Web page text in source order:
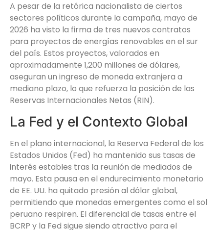
A pesar de la retórica nacionalista de ciertos
sectores políticos durante la campaña, mayo de
2026 ha visto la firma de tres nuevos contratos
para proyectos de energías renovables en el sur
del país. Estos proyectos, valorados en
aproximadamente 1,200 millones de dólares,
aseguran un ingreso de moneda extranjera a
mediano plazo, lo que refuerza la posición de las
Reservas Internacionales Netas (RIN).
La Fed y el Contexto Global
En el plano internacional, la Reserva Federal de los
Estados Unidos (Fed) ha mantenido sus tasas de
interés estables tras la reunión de mediados de
mayo. Esta pausa en el endurecimiento monetario
de EE. UU. ha quitado presión al dólar global,
permitiendo que monedas emergentes como el sol
peruano respiren. El diferencial de tasas entre el
BCRP y la Fed sigue siendo atractivo para el